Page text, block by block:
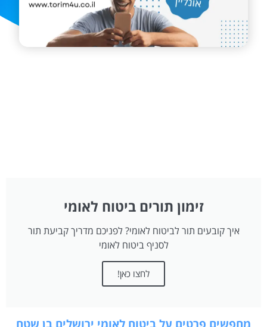
זימון תורים ביטוח לאומי
איך קובעים תור לביטוח לאומי? לפניכם מדריך קביעת תור
לסניף ביטוח לאומי
לחצו כאן!